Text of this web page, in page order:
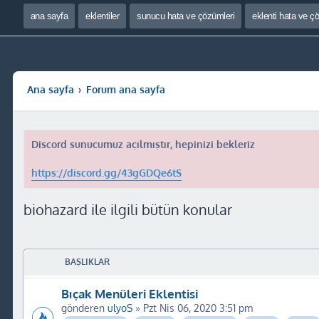
ana sayfa eklentiler sunucu hata ve çözümleri eklenti hata ve
Ana sayfa Forum ana sayfa
Discord sunucumuz açılmıştır, hepinizi bekleriz
https://discord.gg/43gGDQe6tS
biohazard ile ilgili bütün konular
BAŞLIKLAR
Bıçak Menüleri Eklentisi
gönderen ulyoS» Pzt Nis 06, 2020 3:51 pm